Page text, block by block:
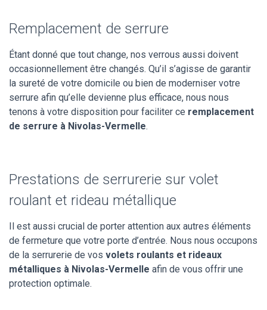
Remplacement de serrure
Étant donné que tout change, nos verrous aussi doivent
occasionnellement être changés. Qu’il s’agisse de garantir
la sureté de votre domicile ou bien de moderniser votre
serrure afin qu’elle devienne plus efficace, nous nous
tenons à votre disposition pour faciliter ce remplacement
de serrure à Nivolas-Vermelle.
Prestations de serrurerie sur volet
roulant et rideau métallique
Il est aussi crucial de porter attention aux autres éléments
de fermeture que votre porte d’entrée. Nous nous occupons
de la serrurerie de vos volets roulants et rideaux
métalliques à Nivolas-Vermelle afin de vous offrir une
protection optimale.